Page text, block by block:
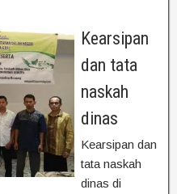
Kearsipan
dan tata
naskah
dinas
Kearsipan dan
tata naskah
dinas di